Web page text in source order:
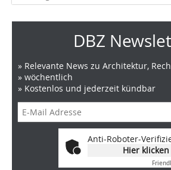
DBZ
» Relevante News zu Architektur,
» wöchentlich
» Kostenlos und jederzeit kündbar
Anti-Roboter-
Hier klicken